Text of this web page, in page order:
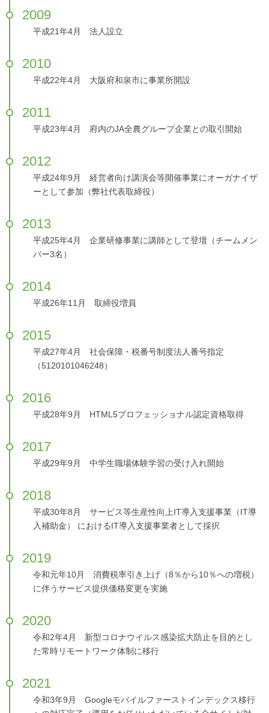
2009
平成21年4月 法人設立
2010
平成22年4月 大阪府和泉市に事業所開設
2011
平成23年4月 府内のJA全農グループ企業との取引開始
2012
平成24年9月 経営者向け講演会等開催事業にオーガナイザ
ーとして参加（弊社代表取締役）
2013
平成25年4月 企業研修事業に講師として登壇（チームメン
バー3名）
2014
平成26年11月 取締役増員
2015
平成27年4月 社会保障・税番号制度法人番号指定
（5120101046248）
2016
平成28年9月 HTML5プロフェッショナル認定資格取得
2017
平成29年9月 中学生職場体験学習の受け入れ開始
2018
平成30年8月 サービス等生産性向上IT導入支援事業（IT導
入補助金） におけるIT導入支援事業者として採択
2019
令和元年10月 消費税率引き上げ（8％から10％への増税）
に伴うサービス提供価格変更を実施
2020
令和2年4月 新型コロナウイルス感染拡大防止を目的とし
た常時リモートワーク体制に移行
2021
令和3年9月 Googleモバイルファーストインデックス移行